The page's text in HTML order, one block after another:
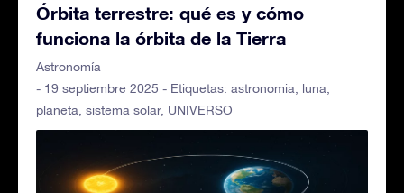
Órbita terrestre: qué es y cómo
funciona la órbita de la Tierra
Astronomía
- 19 septiembre 2025 - Etiquetas: astronomia luna
planeta sistema solar, UNIVERSO